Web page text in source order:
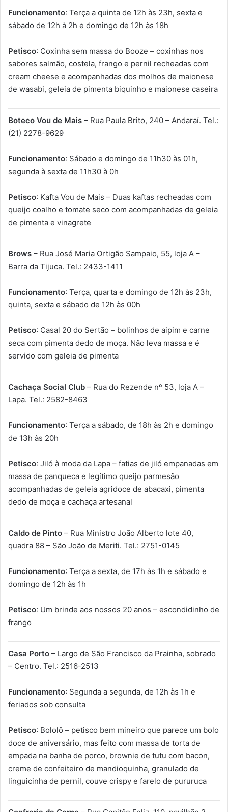
Funcionamento: Terça a quinta de 12h às 23h, sexta e
sábado de 12h à 2h e domingo de 12h às 18h
Petisco: Coxinha sem massa do Booze – coxinhas nos
sabores salmão, costela, frango e pernil recheadas com
cream cheese e acompanhadas dos molhos de maionese
de wasabi, geleia de pimenta biquinho e maionese caseira
Boteco Vou de Mais – Rua Paula Brito, 240 – Andaraí. Tel.:
(21) 2278-9629
Funcionamento: Sábado e domingo de 11h30 às 01h,
segunda à sexta de 11h30 à 0h
Petisco: Kafta Vou de Mais – Duas kaftas recheadas com
queijo coalho e tomate seco com acompanhadas de geleia
de pimenta e vinagrete
Brows – Rua José Maria Ortigão Sampaio, 55, loja A –
Barra da Tijuca. Tel.: 2433-1411
Funcionamento: Terça, quarta e domingo de 12h às 23h,
quinta, sexta e sábado de 12h às 00h
Petisco: Casal 20 do Sertão – bolinhos de aipim e carne
seca com pimenta dedo de moça. Não leva massa e é
servido com geleia de pimenta
Cachaça Social Club – Rua do Rezende nº 53, loja A –
Lapa. Tel.: 2582-8463
Funcionamento: Terça a sábado, de 18h às 2h e domingo
de 13h às 20h
Petisco: Jiló à moda da Lapa – fatias de jiló empanadas em
massa de panqueca e legítimo queijo parmesão
acompanhadas de geleia agridoce de abacaxi, pimenta
dedo de moça e cachaça artesanal
Caldo de Pinto – Rua Ministro João Alberto lote 40,
quadra 88 – São João de Meriti. Tel.: 2751-0145
Funcionamento: Terça a sexta, de 17h às 1h e sábado e
domingo de 12h às 1h
Petisco: Um brinde aos nossos 20 anos – escondidinho de
frango
Casa Porto – Largo de São Francisco da Prainha, sobrado
– Centro. Tel.: 2516-2513
Funcionamento: Segunda a segunda, de 12h às 1h e
feriados sob consulta
Petisco: Bololô – petisco bem mineiro que parece um bolo
doce de aniversário, mas feito com massa de torta de
empada na banha de porco, brownie de tutu com bacon,
creme de confeiteiro de mandioquinha, granulado de
linguicinha de pernil, couve crispy e farelo de pururuca